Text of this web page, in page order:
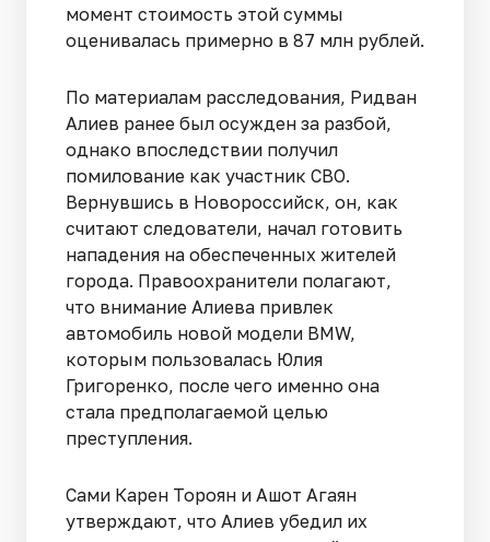
момент стоимость этой суммы
оценивалась примерно в 87 млн рублей.
По материалам расследования, Ридван
Алиев ранее был осужден за разбой,
однако впоследствии получил
помилование как участник СВО.
Вернувшись в Новороссийск, он, как
считают следователи, начал готовить
нападения на обеспеченных жителей
города. Правоохранители полагают,
что внимание Алиева привлек
автомобиль новой модели BMW,
которым пользовалась Юлия
Григоренко, после чего именно она
стала предполагаемой целью
преступления.
Сами Карен Тороян и Ашот Агаян
утверждают, что Алиев убедил их